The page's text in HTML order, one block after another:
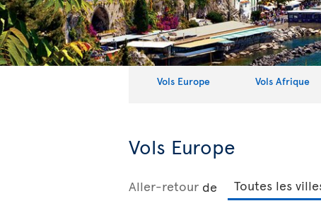
Vols Europe Vols Afrique
Vols Europe
Aller-retour de